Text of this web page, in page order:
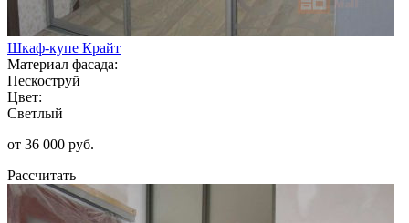
Шкаф-купе Крайт
Материал фасада:
Пескоструй
Цвет:
Светлый
от 36 000 руб.
Рассчитать